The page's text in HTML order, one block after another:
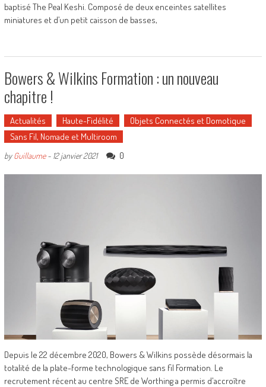
baptisé The Peal Keshi. Composé de deux enceintes satellites
miniatures et d’un petit caisson de basses,
Bowers & Wilkins Formation : un nouveau
chapitre !
Actualités Haute-Fidélité
Objets Connectés et Domotique
Sans Fil, Nomade et Multiroom
byGuillaume- 12 janvier 2021 0
Depuis le 22 décembre 2020, Bowers & Wilkins possède désormais la
totalité de la plate-forme technologique sans fil Formation. Le
recrutement récent au centre SRE de Worthing a permis d'accroître